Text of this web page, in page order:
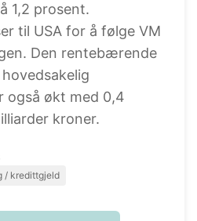
1,2 prosent.
til USA for å følge VM
Den rentebærende
også økt med 0,4
kroner.
/ kredittgjeld